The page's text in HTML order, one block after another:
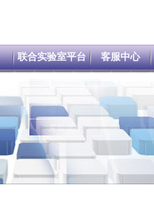
联合实验室平台 客服中心